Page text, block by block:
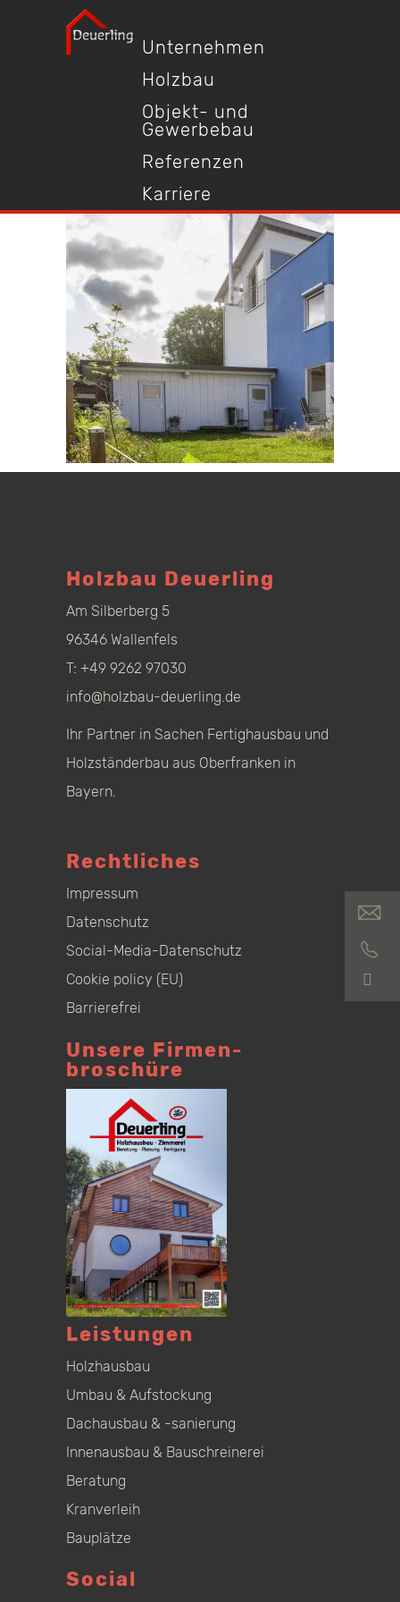
Unternehmen
Holzbau
Objekt- und
Gewerbebau
Referenzen
Karriere
Holzbau Deuerling
Am Silberberg 5
96346 Wallenfels
T: +49 9262 97030
info@holzbau-deuerling.de
Ihr Partner in Sachen Fertighausbau und
Holzständerbau aus Oberfranken in
Bayern.
Rechtliches
Impressum
Datenschutz
Social-Media-Datenschutz
Cookie policy (EU)
Barrierefrei
Unsere Firmen­
broschüre
Leistungen
Holzhausbau
Umbau & Aufstockung
Dachausbau & -sanierung
Innenausbau & Bauschreinerei
Beratung
Kranverleih
Bauplätze
Social